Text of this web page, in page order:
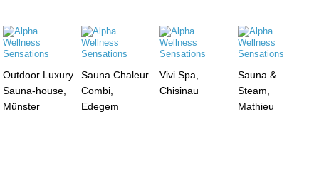
Outdoor Luxury
Sauna-house,
Münster
Sauna Chaleur
Combi,
Edegem
Vivi Spa,
Chisinau
Sauna &
Steam,
Mathieu